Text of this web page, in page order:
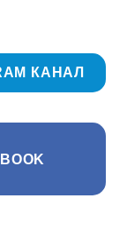
КАНАЛ